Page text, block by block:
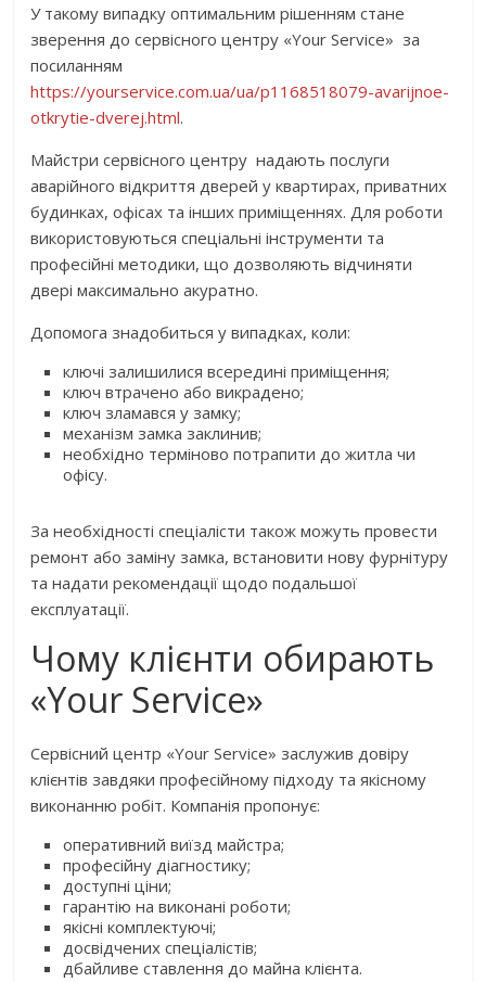
У такому випадку оптимальним рішенням стане
зверення до сервісного центру «Your Service» за
посиланням
https://yourservice.com.ua/ua/p1168518079-avarijnoe-
otkrytie-dverej.html.
Майстри сервісного центру надають послуги
аварійного відкриття дверей у квартирах, приватних
будинках, офісах та інших приміщеннях. Для роботи
використовуються спеціальні інструменти та
професійні методики, що дозволяють відчиняти
двері максимально акуратно.
Допомога знадобиться у випадках, коли:
ключі залишилися всередині приміщення;
ключ втрачено або викрадено;
ключ зламався у замку;
механізм замка заклинив;
необхідно терміново потрапити до житла чи
офісу.
За необхідності спеціалісти також можуть провести
ремонт або заміну замка, встановити нову фурнітуру
та надати рекомендації щодо подальшої
експлуатації.
Чому клієнти обирають
«Your Service»
Сервісний центр «Your Service» заслужив довіру
клієнтів завдяки професійному підходу та якісному
виконанню робіт. Компанія пропонує:
оперативний виїзд майстра;
професійну діагностику;
доступні ціни;
гарантію на виконані роботи;
якісні комплектуючі;
досвідчених спеціалістів;
дбайливе ставлення до майна клієнта.